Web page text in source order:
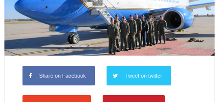
Share on Facebook Tweet on twitter